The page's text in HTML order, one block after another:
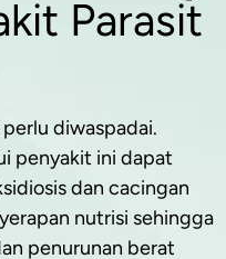
Parasit
diwaspadai.
penyakit ini dapat
dan cacingan
nutrisi sehingga
penurunan berat